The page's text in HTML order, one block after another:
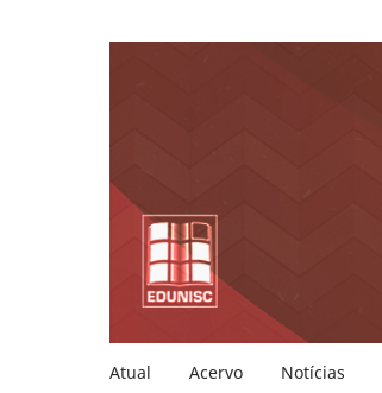
Atual Acervo Notícias